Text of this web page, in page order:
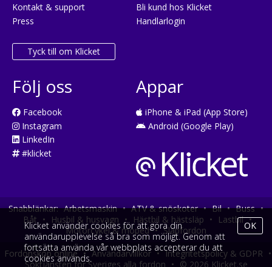
Kontakt & support
Press
Tyck till om Klicket
Bli kund hos Klicket
Handlarlogin
Följ oss
Facebook
Instagram
LinkedIn
#klicket
Appar
iPhone & iPad (App Store)
Android (Google Play)
Snabblänkar: Arbetsmaskin • ATV & snöskoter • Bil • Buss •
Båt • Husbil & husvagn • Hästbil & hästsläp • Lastbil •
Motorcykel & moped • Släpfordon
Fordonsköp online • Användarvillkor • Integritetspolicy & GDPR •
Söktjänsten för Sveriges alla fordon • © 2026 Klicket.se
Klicket använder cookies för att göra din
användarupplevelse så bra som möjligt. Genom att
fortsätta använda vår webbplats accepterar du att
cookies används.
OK